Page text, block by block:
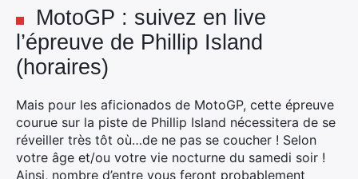
MotoGP : suivez en live
l’épreuve de Phillip Island
(horaires)
Mais pour les aficionados de MotoGP, cette épreuve
courue sur la piste de Phillip Island nécessitera de se
réveiller très tôt où…de ne pas se coucher ! Selon
votre âge et/ou votre vie nocturne du samedi soir !
Ainsi, nombre d’entre vous feront probablement